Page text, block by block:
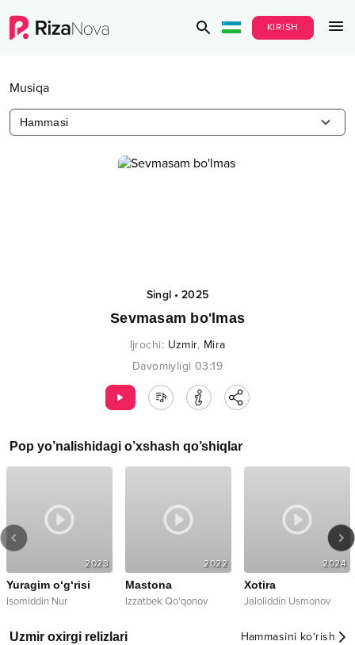
KIRISH
Musiqa
Hammasi
Singl•2025
Sevmasam bo'lmas
Ijrochi: Uzmir, Mira
Davomiyligi 03:19
Pop yo’nalishidagi o’xshash qo’shiqlar
2023
Yuragim o‘g‘risi
Isomiddin Nur
2022
Mastona
Izzatbek Qo'qonov
2024
Xotira
Jaloliddin Usmonov
Uzmir oxirgi relizlari Hammasini ko‘rish